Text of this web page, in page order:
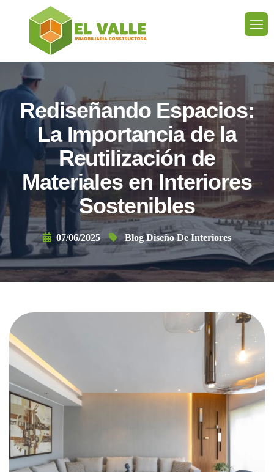
Rediseñando Espacios:
La Importancia de la
Reutilización de
Materiales en Interiores
Sostenibles
07/06/2025 Blog Diseño De Interiores